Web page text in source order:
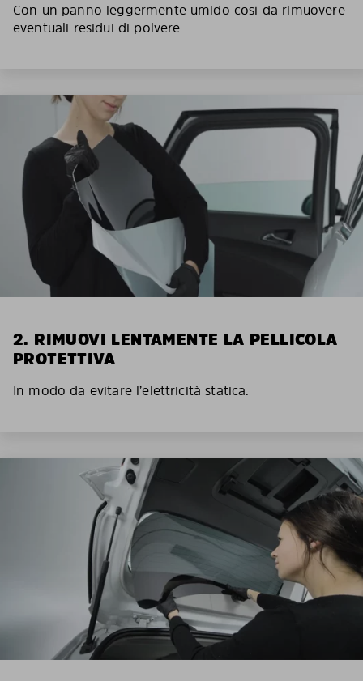
Con un panno leggermente umido così da rimuovere
eventuali residui di polvere.
2. RIMUOVI LENTAMENTE LA PELLICOLA
PROTETTIVA
In modo da evitare l’elettricità statica.